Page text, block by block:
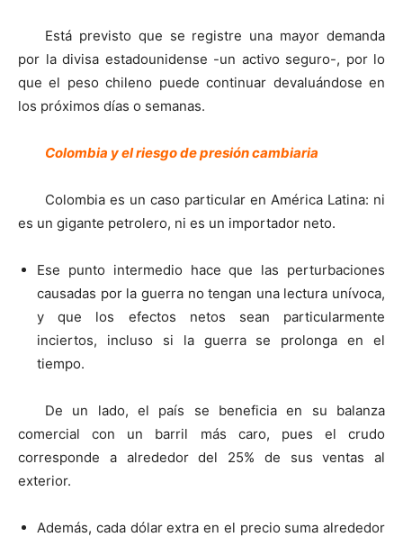
Está previsto que se registre una mayor demanda
por la divisa estadounidense -un activo seguro-, por lo
que el peso chileno puede continuar devaluándose en
los próximos días o semanas.
Colombia y el riesgo de presión cambiaria
Colombia es un caso particular en América Latina: ni
es un gigante petrolero, ni es un importador neto.
Ese punto intermedio hace que las perturbaciones
causadas por la guerra no tengan una lectura unívoca,
y que los efectos netos sean particularmente
inciertos, incluso si la guerra se prolonga en el
tiempo.
De un lado, el país se beneficia en su balanza
comercial con un barril más caro, pues el crudo
corresponde a alrededor del 25% de sus ventas al
exterior.
Además, cada dólar extra en el precio suma alrededor